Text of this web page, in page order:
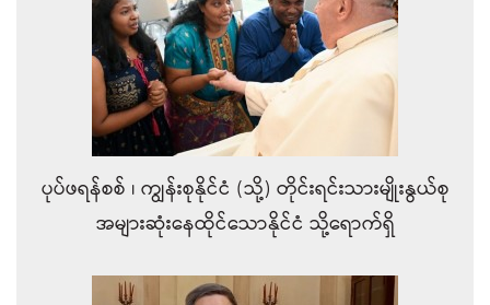
ပုပ်ဖရန်စစ် ၊ ကျွန်းစုနိုင်ငံ (သို့) တိုင်းရင်းသားမျိုးနွယ်စု
အများဆုံးနေထိုင်သောနိုင်ငံ သို့ရောက်ရှိ